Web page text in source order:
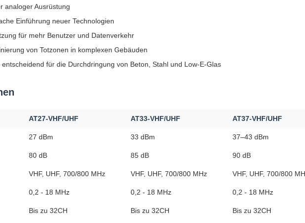
analoger Ausrüstung
Einführung neuer Technologien
für mehr Benutzer und Datenverkehr
von Totzonen in komplexen Gebäuden
für die Durchdringung von Beton, Stahl und Low-E-Glas
AT27-VHF/UHF AT33-VHF/UHF AT37-VHF/UHF
27 dBm 33 dBm 37–43 dBm
80 dB 85 dB 90 dB
VHF, UHF, 700/800 MHz VHF, UHF, 700/800 MHz VHF, UHF, 700/800
0,2 - 18 MHz 0,2 - 18 MHz 0,2 - 18 MHz
Bis zu 32CH Bis zu 32CH Bis zu 32CH